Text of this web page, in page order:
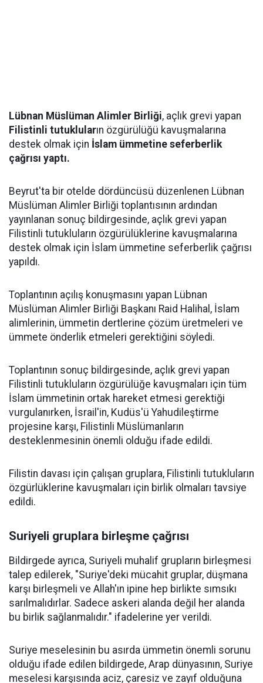
Lübnan Müslüman Alimler Birliği, açlık grevi yapan
Filistinli tutukluların özgürülüğü kavuşmalarına
destek olmak için İslam ümmetine seferberlik
çağrısı yaptı.
Beyrut'ta bir otelde dördüncüsü düzenlenen Lübnan
Müslüman Alimler Birliği toplantısının ardından
yayınlanan sonuç bildirgesinde, açlık grevi yapan
Filistinli tutukluların özgürülüklerine kavuşmalarına
destek olmak için İslam ümmetine seferberlik çağrısı
yapıldı.
Toplantının açılış konuşmasını yapan Lübnan
Müslüman Alimler Birliği Başkanı Raid Halihal, İslam
alimlerinin, ümmetin dertlerine çözüm üretmeleri ve
ümmete önderlik etmeleri gerektiğini söyledi.
Toplantının sonuç bildirgesinde, açlık grevi yapan
Filistinli tutukluların özgürülüğe kavuşmaları için tüm
İslam ümmetinin ortak hareket etmesi gerektiği
vurgulanırken, İsrail'in, Kudüs'ü Yahudileştirme
projesine karşı, Filistinli Müslümanların
desteklenmesinin önemli olduğu ifade edildi.
Filistin davası için çalışan gruplara, Filistinli tutukluların
özgürlüklerine kavuşmaları için birlik olmaları tavsiye
edildi.
Suriyeli gruplara birleşme çağrısı
Bildirgede ayrıca, Suriyeli muhalif grupların birleşmesi
talep edilerek, "Suriye'deki mücahit gruplar, düşmana
karşı birleşmeli ve Allah'ın ipine hep birlikte sımsıkı
sarılmalıdırlar. Sadece askeri alanda değil her alanda
bu birlik sağlanmalıdır." ifadelerine yer verildi.
Suriye meselesinin bu asırda ümmetin önemli sorunu
olduğu ifade edilen bildirgede, Arap dünyasının, Suriye
meselesi karşısında aciz, çaresiz ve zayıf olduğuna